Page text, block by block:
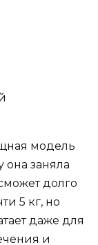
модель
она заняла
долго
5 кг, но
даже для
и